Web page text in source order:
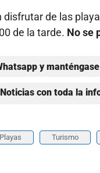
de las
de la tarde. No se
y
con toda la
Playas Turismo